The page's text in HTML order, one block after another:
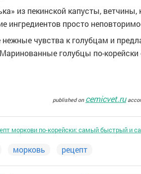
из пекинской капусты, ветчины,
ингредиентов просто
чувства к голубцам и
голубцы по-
published on cemicvet.ru
моркови по-корейски: самый быстрый и
морковь рецепт